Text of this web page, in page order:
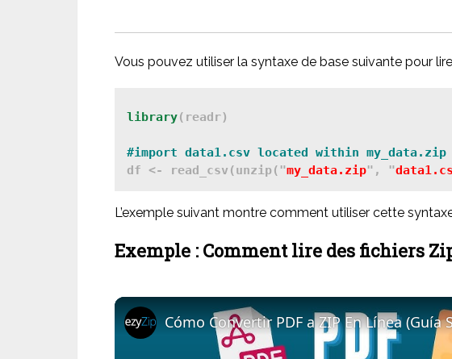
Vous pouvez utiliser la syntaxe de base suivante pour
library(readr)
#import data1.csv located within my_data.zip
df <- read_csv(unzip("my_data.zip", "
L’exemple suivant montre comment utiliser cette
Exemple : Comment lire des fichiers